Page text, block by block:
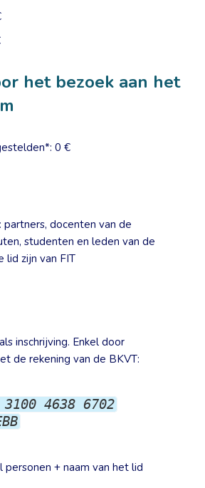
het bezoek aan het
0 €
docenten van de
studenten en leden van de
lid zijn van FIT
inschrijving. Enkel door
de rekening van de BKVT:
3100 4638 6702
personen + naam van het lid